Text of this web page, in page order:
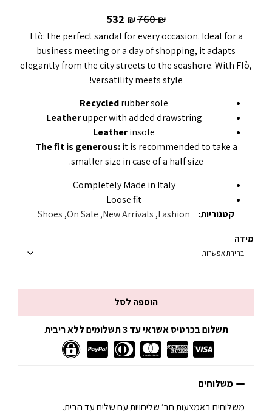
760₪
532 ₪
Flò: the perfect sandal for every occasion. Ideal for a
business meeting or a day of shopping, it adapts
elegantly from the city streets to the seashore. With Flò,
versatility meets style!
Recycledrubber sole
Leatherupper with added drawstring
Leatherinsole
The fit is generous:it is recommended to take a
smaller size in case of a half size.
Completely Made in Italy
Loose fit
קטגוריות:
Fashion
,
New Arrivals
,
On Sale
,
Shoes
מידה
הוספה לסל
תשלום בכרטיס אשראי עד 3 תשלומים ללא ריבית
משלוחים
משלוחים באמצעות חב׳ שליחויות עם שליח עד הבית.